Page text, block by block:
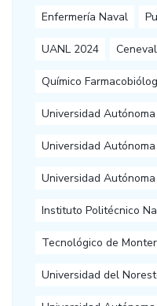
Enfermería Naval
UANL 2024
Químico
Universidad
Universidad
Universidad
Instituto Politécnico
Tecnológico de
Universidad del